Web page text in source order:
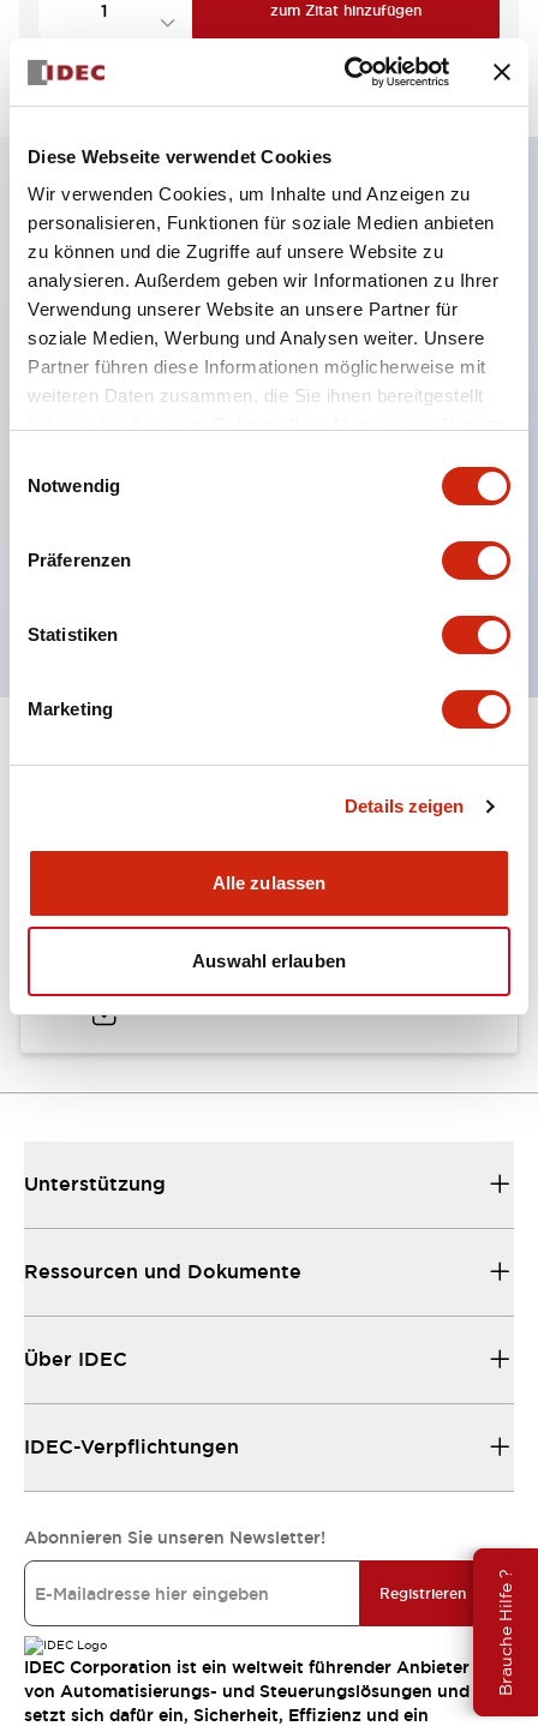
Diese Webseite verwendet Cookies
Wir verwenden Cookies, um Inhalte und Anzeigen zu
personalisieren, Funktionen für soziale Medien anbieten
zu können und die Zugriffe auf unsere Website zu
analysieren. Außerdem geben wir Informationen zu Ihrer
Verwendung unserer Website an unsere Partner für
soziale Medien, Werbung und Analysen weiter. Unsere
Partner führen diese Informationen möglicherweise mit
weiteren Daten zusammen, die Sie ihnen bereitgestellt
Notwendig
Präferenzen
Statistiken
Marketing
Details zeigen
Alle zulassen
Auswahl erlauben
Brauche Hilfe ?
zum Zitat hinzufügen
Hauptmerkmale
Eine dichte Montage in Gruppen ist möglich, und
das An- und Abstecken der Kontakt-Einheit ist
auch bei der dichten Montage in Gruppen einfach
durchführbar.
Getrennte Bauweise mit Bajonettmechanismus für
das An- und Abnehmen des Verriegelungshebels.
Schutzart ist Spritzwassergeschützt, IP65 (IEC
60529). (Der Summer ist geschlossen ausgeführt)
UL- und CSA-zertifiziert sowie EN-Normen-
Dokumente und Dateien
Kataloge & Broschüren Technisches Dokument
.PDF731.97KB
Unterstützung
Ressourcen und Dokumente
Über IDEC
IDEC-Verpflichtungen
Abonnieren Sie unseren Newsletter!
Registrieren
IDEC Corporation ist ein weltweit führender Anbieter
von Automatisierungs- und Steuerungslösungen und
setzt sich dafür ein, Sicherheit, Effizienz und ein